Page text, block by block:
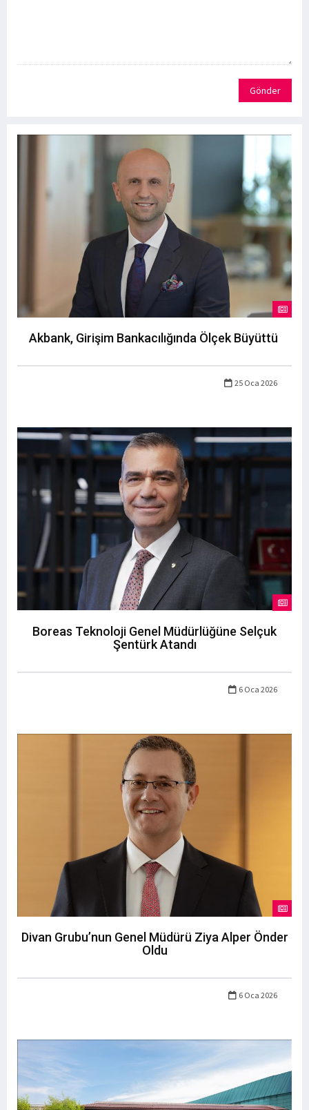
Gönder
Akbank, Girişim Bankacılığında Ölçek Büyüttü
25 Oca 2026
Boreas Teknoloji Genel Müdürlüğüne Selçuk
Şentürk Atandı
6 Oca 2026
Divan Grubu’nun Genel Müdürü Ziya Alper Önder
Oldu
6 Oca 2026